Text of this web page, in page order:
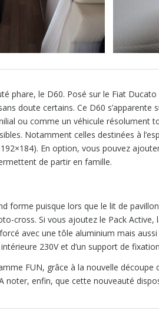
phare, le D60. Posé sur le Fiat
doute certains. Ce D60 s’apparente
ou comme un véhicule résolument
Notamment celles destinées à
En option, vous pouvez
de partir en famille.
forme puisque lors que le lit de
cross. Si vous ajoutez le Pack
avec une tôle aluminium mais aussi
230V et d’un support de
FUN, grâce à la nouvelle découpe
noter, enfin, que cette nouveauté